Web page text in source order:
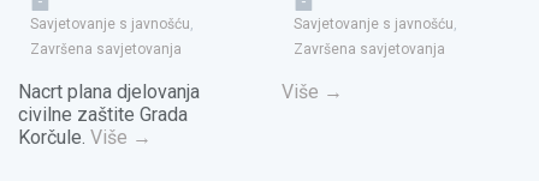
Savjetovanje s javnošću,
Završena savjetovanja
Nacrt plana djelovanja
civilne zaštite Grada
Korčule. Više →
Savjetovanje s javnošću,
Završena savjetovanja
Više →